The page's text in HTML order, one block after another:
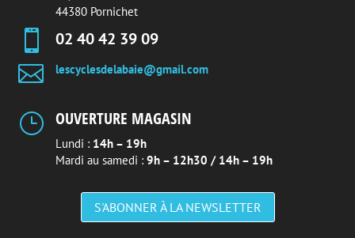
44380 Pornichet
 02 40 42 39 09
 lescyclesdelabaie@gmail.com
} OUVERTURE MAGASIN
Lundi : 14h – 19h
Mardi au samedi : 9h – 12h30 / 14h – 19h
S'ABONNER À LA NEWSLETTER